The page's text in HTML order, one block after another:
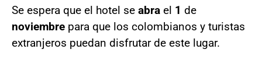
Se espera que el hotel se abra el 1 de
noviembre para que los colombianos y turistas
extranjeros puedan disfrutar de este lugar.